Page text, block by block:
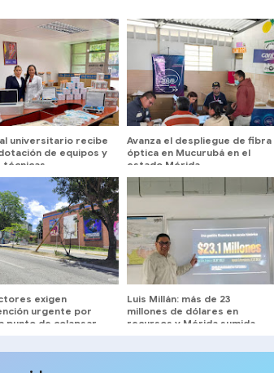
universitario recibe
de equipos y
técnicas
Avanza el despliegue de fibra
óptica en Mucurubá en el
estado Mérida
exigen
urgente por
punto de colapsar
Luis Millán: más de 23
millones de dólares en
recursos y Mérida sumida